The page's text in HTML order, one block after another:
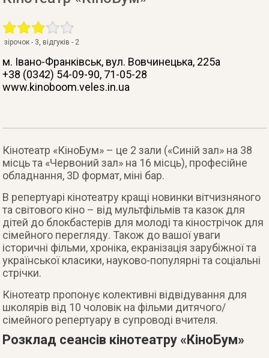
зірочок - 3, відгуків - 2
м. Івано-Франківськ, вул. Вовчинецька, 225а
+38 (0342) 54-09-90, 71-05-28
www.kinoboom.veles.in.ua
Кінотеатр «КіноБум» – це 2 зали («Синій зал» на 38
місць та «Червоний зал» на 16 місць), професійне
обладнання, 3D формат, міні бар.
В репертуарі кінотеатру кращі новинки вітчизняного
та світового кіно – від мультфільмів та казок для
дітей до блокбастерів для молоді та кінострічок для
сімейного перегляду. Також до вашої уваги
історичні фільми, хроніка, екранізація зарубіжної та
української класики, науково-популярні та соціальні
стрічки.
Кінотеатр пропонує колективні відвідування для
школярів від 10 чоловік на фільми дитячого/
сімейного репертуару в супроводі вчителя.
Розклад сеансів кінотеатру «КіноБум»